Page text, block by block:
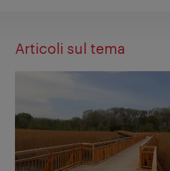
Articoli sul tema